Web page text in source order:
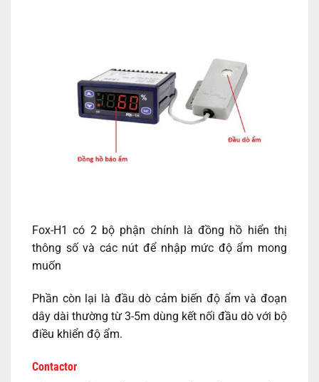
Fox-H1 có 2 bộ phận chính là đồng hồ hiển thị
thông số và các nút để nhập mức độ ẩm mong
muốn
Phần còn lại là đầu dò cảm biến độ ẩm và đoạn
dây dài thường từ 3-5m dùng kết nối đầu dò với bộ
điều khiển độ ẩm.
Contactor